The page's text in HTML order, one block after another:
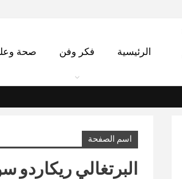
الرئيسية فكر وفن صحة
اسم الصفحة
البرتغالي ريكاردو